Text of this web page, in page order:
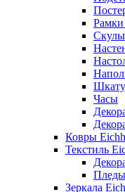
Рамки
Часы
Ковры
Текстиль
Пледы
Зеркала